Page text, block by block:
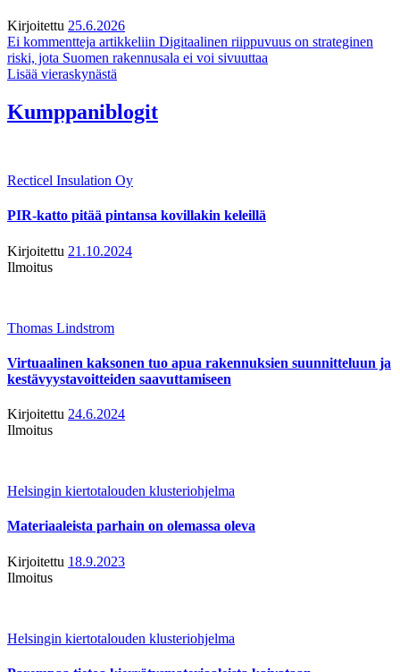
Kirjoitettu 25.6.2026
Ei kommentteja artikkeliin Digitaalinen riippuvuus on strateginen
riski, jota Suomen rakennusala ei voi sivuuttaa
Lisää vieraskynästä
Kumppaniblogit
Recticel Insulation Oy
PIR-katto pitää pintansa kovillakin keleillä
Kirjoitettu 21.10.2024
Ilmoitus
Thomas Lindstrom
Virtuaalinen kaksonen tuo apua rakennuksien suunnitteluun ja
kestävyystavoitteiden saavuttamiseen
Kirjoitettu 24.6.2024
Ilmoitus
Helsingin kiertotalouden klusteriohjelma
Materiaaleista parhain on olemassa oleva
Kirjoitettu 18.9.2023
Ilmoitus
Helsingin kiertotalouden klusteriohjelma